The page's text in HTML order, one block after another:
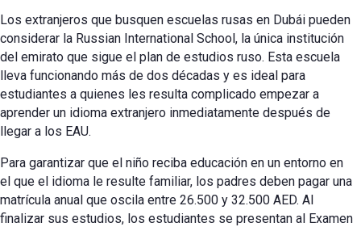
Los extranjeros que busquen escuelas rusas en Dubái pueden
considerar la Russian International School, la única institución
del emirato que sigue el plan de estudios ruso. Esta escuela
lleva funcionando más de dos décadas y es ideal para
estudiantes a quienes les resulta complicado empezar a
aprender un idioma extranjero inmediatamente después de
llegar a los EAU.
Para garantizar que el niño reciba educación en un entorno en
el que el idioma le resulte familiar, los padres deben pagar una
matrícula anual que oscila entre 26.500 y 32.500 AED. Al
finalizar sus estudios, los estudiantes se presentan al Examen